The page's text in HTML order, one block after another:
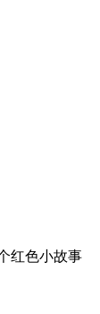
红色小故事